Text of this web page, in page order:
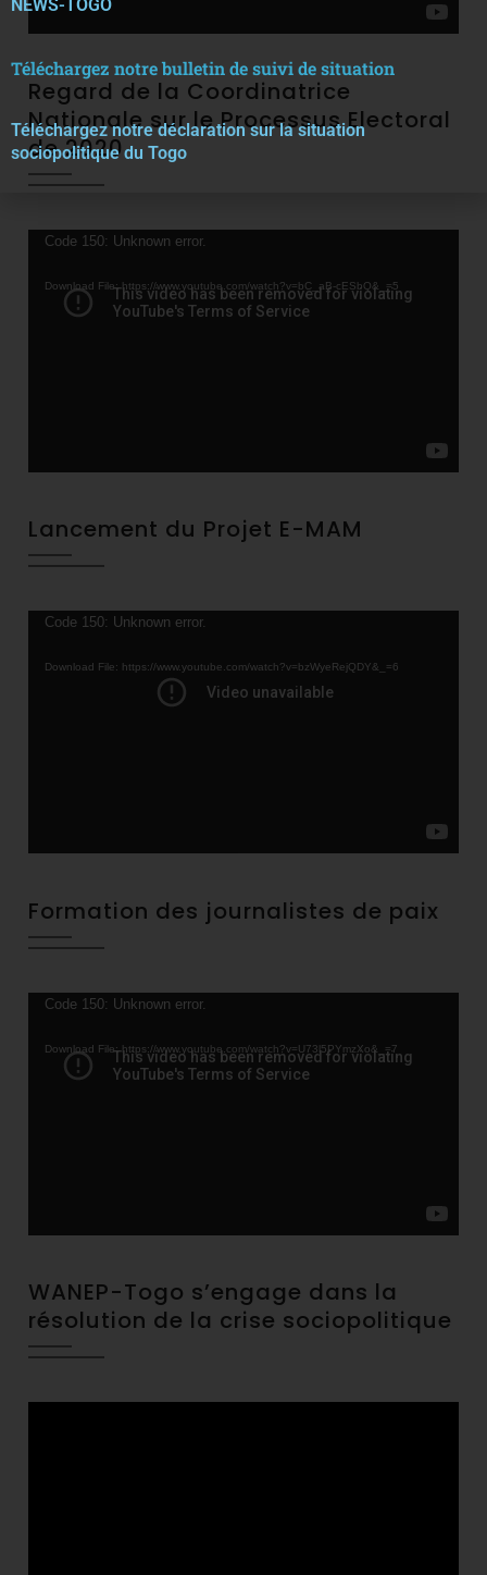
Regard de la Coordinatrice
Nationale sur le Processus Electoral
de 2020
Video
Code 150: Unknown error.
Download File: https://www.youtube.com/watch?v=bC_aB-cESbQ&_=5
Lancement du Projet E-MAM
Video
Code 150: Unknown error.
Download File: https://www.youtube.com/watch?v=bzWyeRejQDY&_=6
Formation des journalistes de paix
Video
Code 150: Unknown error.
Download File: https://www.youtube.com/watch?v=U73l5PYmzXo&_=7
WANEP-Togo s’engage dans la
résolution de la crise sociopolitique
NEWS-TOGO
Téléchargez notre bulletin de suivi de situation
Téléchargez notre déclaration sur la situation
sociopolitique du Togo